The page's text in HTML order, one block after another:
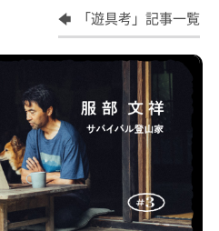
「遊具考」記事一覧